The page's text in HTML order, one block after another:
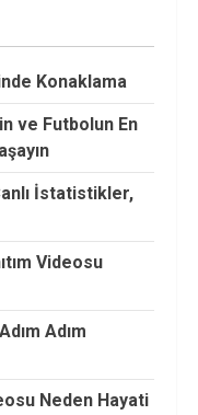
Konaklama
ve Futbolun En
İstatistikler,
Videosu
Adım
Neden Hayati